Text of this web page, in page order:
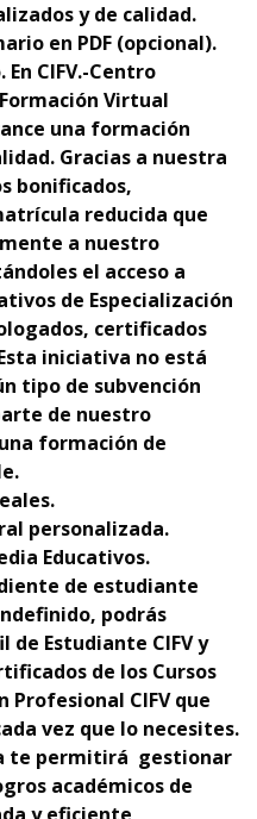
y de calidad.
en PDF (opcional).
CIFV.-Centro
Virtual
una formación
Gracias a nuestra
bonificados,
reducida que
a nuestro
el acceso a
de Especialización
certificados
iniciativa no está
tipo de subvención
de nuestro
formación de
personalizada.
Educativos.
de estudiante
podrás
de Estudiante CIFV y
de los Cursos
Profesional CIFV que
vez que lo necesites.
te permitirá gestionar
académicos de